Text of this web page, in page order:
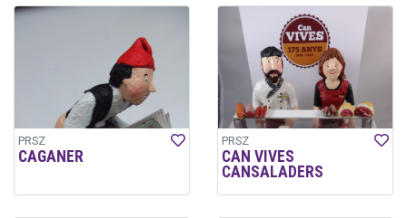
PRSZ
CAGANER
PRSZ
CAN VIVES
CANSALADERS